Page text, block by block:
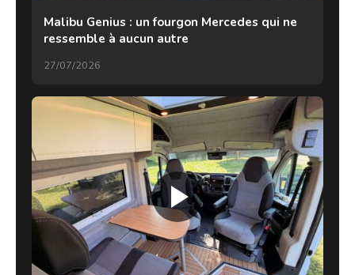
Malibu Genius : un fourgon Mercedes qui ne
ressemble à aucun autre
27/07/2026